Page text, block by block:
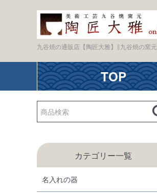
九谷焼の通販店【陶匠大雅】∥九谷焼の窯
TOP
カテゴリー一覧
名入れの器